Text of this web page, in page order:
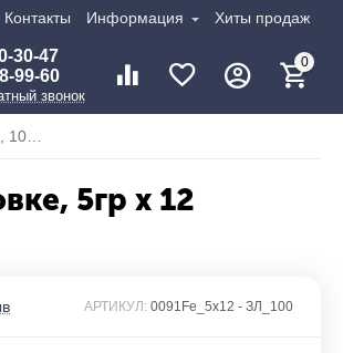
Контакты Информация Хиты продаж
30-47
99-60
звонок
0
Адгезив стальной на синей ленте 60 гр., 100 шт в упаковке, 5гр х 12 (закругленные с лайнером)
5гр х 12
АРТИКУЛ: 0091Fe_5х12 - ЗЛ_100